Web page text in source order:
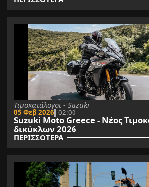
Τιμοκατάλογοι - Suzuki
05 Φεβ 2026 02:00
Suzuki Moto Greece - Νέος
δικύκλων 2026
ΠΕΡΙΣΣΟΤΕΡΑ